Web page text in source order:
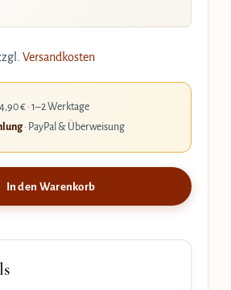
Versandkosten
€ · 1–2 Werktage
· PayPal & Überweisung
In den Warenkorb